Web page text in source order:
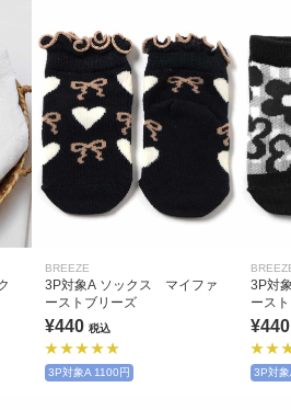
BREEZE
3P対象A ソックス マイファ
ーストブリーズ
¥440 税込
3P対象A 1100円
3P対
ース
¥440
3P対